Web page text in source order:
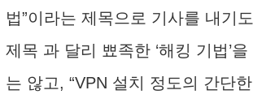
법”이라는 제목으로 기사를 내기
제목 과 달리 뾰족한 ‘해킹 기법’을
는 않고, “VPN 설치 정도의 간단